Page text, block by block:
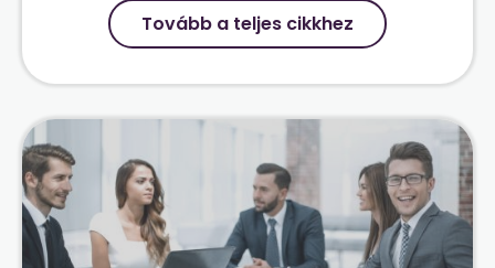
Tovább a teljes cikkhez